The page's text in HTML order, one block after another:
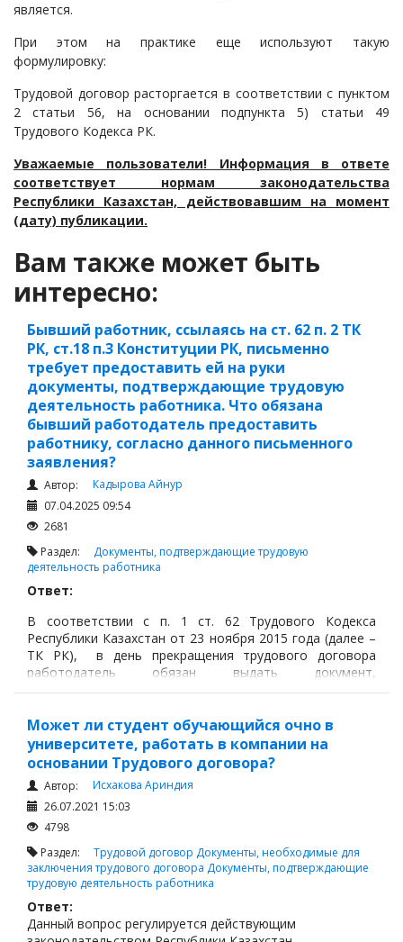
является.
При этом на практике еще используют такую
формулировку:
Трудовой договор расторгается в соответствии с пунктом
2 статьи 56, на основании подпункта 5) статьи 49
Трудового Кодекса РК.
Уважаемые пользователи! Информация в ответе
соответствует нормам законодательства
Республики Казахстан, действовавшим на момент
(дату) публикации.
Вам также может быть
интересно:
Бывший работник, ссылаясь на ст. 62 п. 2 ТК
РК, ст.18 п.3 Конституции РК, письменно
требует предоставить ей на руки
документы, подтверждающие трудовую
деятельность работника. Что обязана
бывший работодатель предоставить
работнику, согласно данного письменного
заявления?
Автор:
Кадырова Айнур
07.04.2025 09:54
2681
Раздел: Документы, подтверждающие трудовую
деятельность работника
Ответ:
В соответствии с п. 1 ст. 62 Трудового Кодекса
Республики Казахстан от 23 ноября 2015 года (далее –
ТК РК), в день прекращения трудового договора
работодатель обязан выдать документ,
подтверждающий трудовую деятельность работника.
Может ли студент обучающийся очно в
университете, работать в компании на
основании Трудового договора?
Автор:
Исхакова Ариндия
26.07.2021 15:03
4798
Раздел: Трудовой договор Документы, необходимые для
заключения трудового договора Документы, подтверждающие
трудовую деятельность работника
Ответ:
Данный вопрос регулируется действующим